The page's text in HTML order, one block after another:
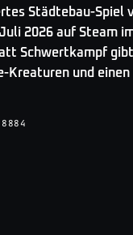
Städtebau-Spiel
2026 auf Steam
Schwertkampf
Kreaturen und einen